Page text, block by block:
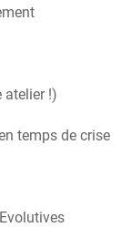
atelier !)
temps de crise